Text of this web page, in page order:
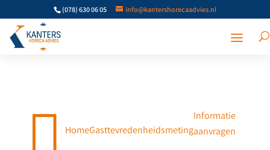
(078) 630 06 05 info@kantershorecaadvies.nl
 HomeGasttevredenheidsmeting
Informatie
aanvragen